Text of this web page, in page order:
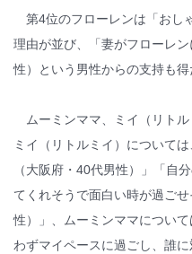
第4位のフローレンは「おし
理由が並び、「妻がフローレ
性）という男性からの支持も得
ムーミンママ、ミイ（リトル
ミイ（リトルミイ）について
（大阪府・40代男性）」「自
てくれそうで面白い時が過ご
性）」、ムーミンママについ
わずマイペースに過ごし、誰